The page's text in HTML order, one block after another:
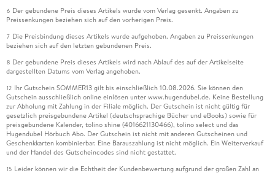
6 Der gebundene Preis dieses Artikels wurde vom Verlag gesenkt. Angaben zu
Preissenkungen beziehen sich auf den vorherigen Preis.
7 Die Preisbindung dieses Artikels wurde aufgehoben. Angaben zu Preissenkungen
beziehen sich auf den letzten gebundenen Preis.
8 Der gebundene Preis dieses Artikels wird nach Ablauf des auf der Artikelseite
dargestellten Datums vom Verlag angehoben.
12 Ihr Gutschein SOMMER13 gilt bis einschließlich 10.08.2026. Sie können den
Gutschein ausschließlich online einlösen unter www.hugendubel.de. Keine Bestellung
zur Abholung mit Zahlung in der Filiale möglich. Der Gutschein ist nicht gültig für
gesetzlich preisgebundene Artikel (deutschsprachige Bücher und eBooks) sowie für
preisgebundene Kalender, tolino shine (4016621130466), tolino select und das
Hugendubel Hörbuch Abo. Der Gutschein ist nicht mit anderen Gutscheinen und
Geschenkkarten kombinierbar. Eine Barauszahlung ist nicht möglich. Ein Weiterverkauf
und der Handel des Gutscheincodes sind nicht gestattet.
15 Leider können wir die Echtheit der Kundenbewertung aufgrund der großen Zahl an